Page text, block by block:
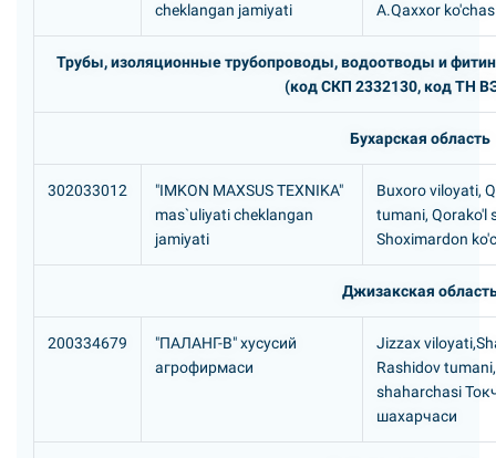
cheklangan jamiyati
А.Qаххоr
Трубы, изоляционные трубопроводы, водоотводы и
(код СКП 2332130, код ТН
Бухарская область
302033012
"IMKON MAXSUS TEXNIKA"
mas`uliyati cheklangan
jamiyati
Buxoro viloyati,
tumani, Qorako'l
Shoximardon
Джизакская
200334679
"ПАЛАHГ-В" хусусий
агрофирмаси
Jizzax
Rashidov
shaharchasi
шахарчаси